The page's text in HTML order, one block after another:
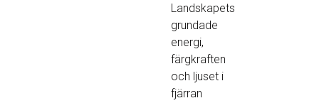
Landskapets
grundade
energi,
färgkraften
och ljuset i
fjärran